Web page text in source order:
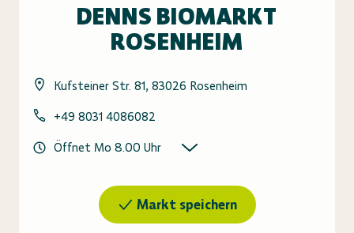
DENNS BIOMARKT
ROSENHEIM
Kufsteiner Str. 81, 83026 Rosenheim
+49 8031 4086082
Öffnet Mo 8.00 Uhr
Markt speichern